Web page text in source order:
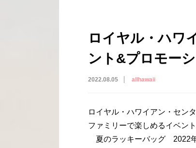
ロイヤル・ハワ
ント&プロモー
2022.08.05 allhawaii
ロイヤル・ハワイアン・セン
ファミリーで楽しめるイベン
夏のラッキーバッグ 2022年